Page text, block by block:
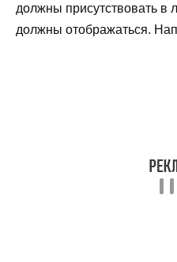
должны присутствовать в
должны отображаться.